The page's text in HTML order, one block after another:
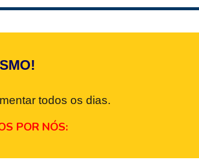
todos os dias.
POR NÓS: